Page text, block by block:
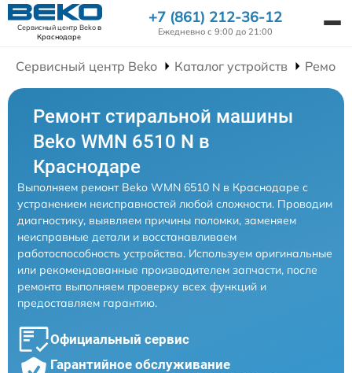
Сервисный центр Bekoв
Краснодаре
+7 (861) 212-36-12
Ежедневно с 9:00 до 21:00
Сервисный центр Beko Каталог устройств
Ремонт стиральной машины
Beko WMN 6510 N в
Краснодаре
Выполняем ремонт Beko WMN 6510 N в Краснодаре с
устранением неисправностей любой сложности. Проводим
диагностику, выявляем причины поломки, заменяем
неисправные детали и восстанавливаем
работоспособность устройства. Используем оригинальные
или рекомендованные производителем запчасти, после
ремонта выполняем проверку всех функций и
предоставляем гарантию.
Официальный сервис
Гарантийное обслуживание